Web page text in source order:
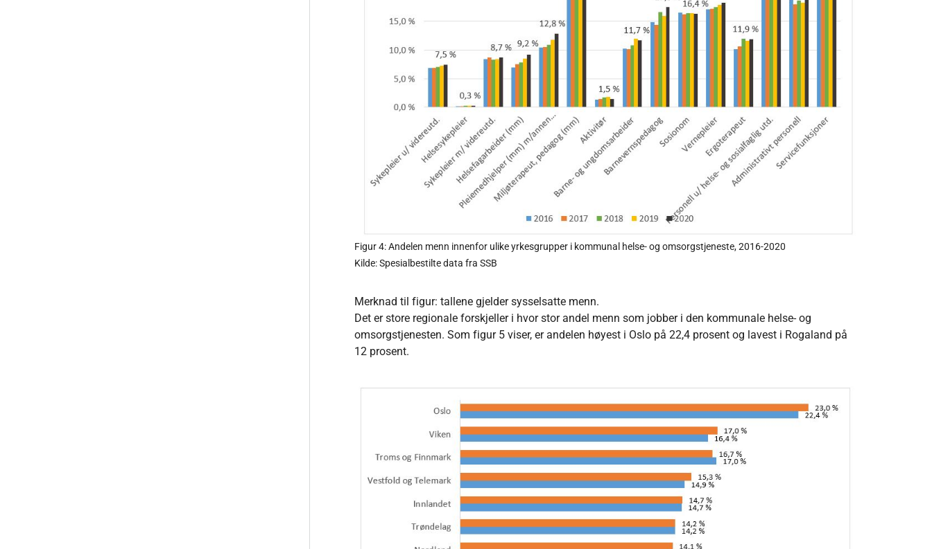
Figur 4: Andelen menn innenfor ulike yrkesgrupper i kommunal helse- og omsorgstjeneste, 2016-2020
Kilde: Spesialbestilte data fra SSB
Merknad til figur: tallene gjelder sysselsatte menn.
Det er store regionale forskjeller i hvor stor andel menn som jobber i den kommunale helse- og
omsorgstjenesten. Som figur 5 viser, er andelen høyest i Oslo på 22,4 prosent og lavest i Rogaland på
12 prosent.